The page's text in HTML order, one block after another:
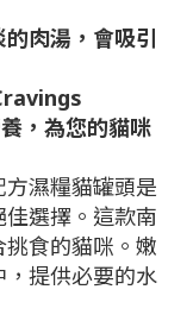
肉湯，會吸引
，為您的貓咪
濕糧貓罐頭是
選擇。這款南
食的貓咪。嫩
提供必要的水